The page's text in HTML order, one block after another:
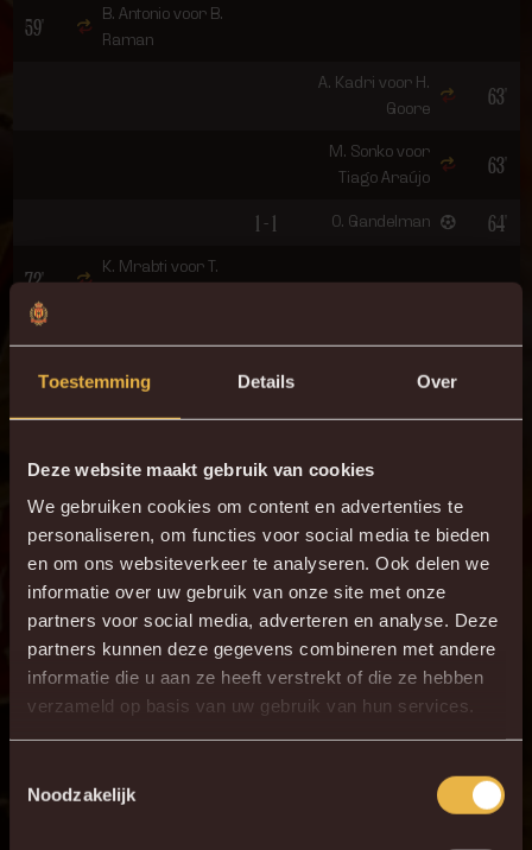
Toestemming Details Over
Deze website maakt gebruik van cookies
We gebruiken cookies om content en advertenties te
personaliseren, om functies voor social media te bieden
en om ons websiteverkeer te analyseren. Ook delen we
informatie over uw gebruik van onze site met onze
partners voor social media, adverteren en analyse. Deze
partners kunnen deze gegevens combineren met andere
informatie die u aan ze heeft verstrekt of die ze hebben
verzameld op basis van uw gebruik van hun services.
Noodzakelijk
59'
B. Antonio voor B.
Raman
63'
A. Kadri voor H.
Goore
63'
M. Sonko voor
Tiago Araújo
1 - 1 64'
O. Gandelman
72'
K. Mrabti voor T.
72'
83'
T. De Vlieger voor
M. Samoise
85'
M. Konaté voor L.
Lauberbach
89'
S. Kotto voor M.
Paskotši
90+3' José Marsà
ONZE OPSTELLING
13 Nacho Mirás